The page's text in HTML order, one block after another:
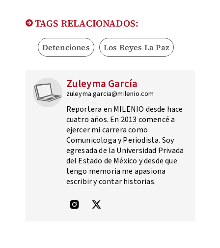
TAGS RELACIONADOS:
Detenciones Los Reyes La Paz
Zuleyma García
zuleyma.garcia@milenio.com
Reportera en MILENIO desde hace
cuatro años. En 2013 comencé a
ejercer mi carrera como
Comunicologa y Periodista. Soy
egresada de la Universidad Privada
del Estado de México y desde que
tengo memoria me apasiona
escribir y contar historias.